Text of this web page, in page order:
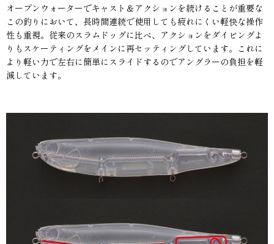
オープンウォーターでキャスト＆アクションを続けることが重要な
この釣りにおいて、長時間連続で使用しても疲れにくい軽快な操作
性も重視。従来のスラムドッグに比べ、アクションをダイビングよ
りもスケーティングをメインに再セッティングしています。これに
より軽い力で左右に簡単にスライドするのでアングラーの負担を軽
減しています。